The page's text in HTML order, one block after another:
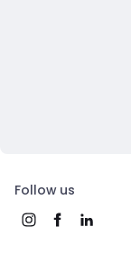
Follow us